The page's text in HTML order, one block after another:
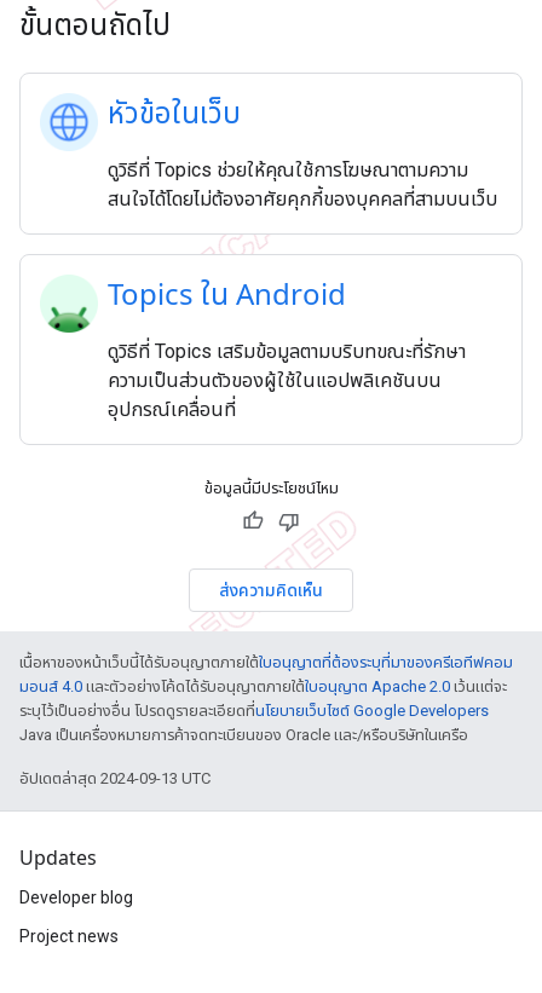
ขั้นตอนถัดไป
หัวข้อในเว็บ
ดูวิธีที่ Topics ช่วยให้คุณใช้การโฆษณาตามความ
สนใจได้โดยไม่ต้องอาศัยคุกกี้ของบุคคลที่สามบนเว็บ
Topics ใน Android
ดูวิธีที่ Topics เสริมข้อมูลตามบริบทขณะที่รักษา
ความเป็นส่วนตัวของผู้ใช้ในแอปพลิเคชันบน
อุปกรณ์เคลื่อนที่
ข้อมูลนี้มีประโยชน์ไหม
ส่งความคิดเห็น
เนื้อหาของหน้าเว็บนี้ได้รับอนุญาตภายใต้ใบอนุญาตที่ต้องระบุที่มาของครีเอทีฟคอม
มอนส์ 4.0 และตัวอย่างโค้ดได้รับอนุญาตภายใต้ใบอนุญาต Apache 2.0 เว้นแต่จะ
ระบุไว้เป็นอย่างอื่น โปรดดูรายละเอียดที่นโยบายเว็บไซต์ Google Developers
Java เป็นเครื่องหมายการค้าจดทะเบียนของ Oracle และ/หรือบริษัทในเครือ
อัปเดตล่าสุด 2024-09-13 UTC
Updates
Developer blog
Project news